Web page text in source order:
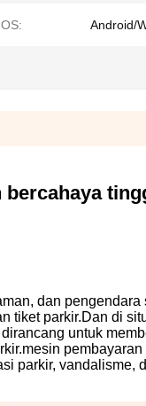
OS: Android/
dan
tiket parkir.Dan di
untuk
parkir, vandalisme,